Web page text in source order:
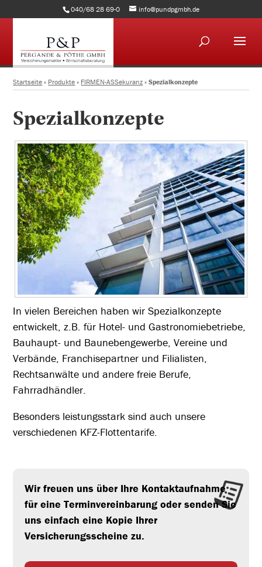
040/68 28 69-0 info@pundpgmbh.de
Startseite » Produkte » FIRMEN-ASSekuranz »Spezialkonzepte
Spezialkonzepte
In vielen Bereichen haben wir Spezialkonzepte
entwickelt, z.B. für Hotel- und Gastronomiebetriebe,
Bauhaupt- und Baunebengewerbe, Vereine und
Verbände, Franchisepartner und Filialisten,
Rechtsanwälte und andere freie Berufe,
Fahrradhändler.
Besonders leistungsstark sind auch unsere
verschiedenen KFZ-Flottentarife.
Wir freuen uns über Ihre Kontaktaufnahme
für eine Terminvereinbarung oder senden Sie
uns einfach eine Kopie Ihrer
Versicherungsscheine zu.